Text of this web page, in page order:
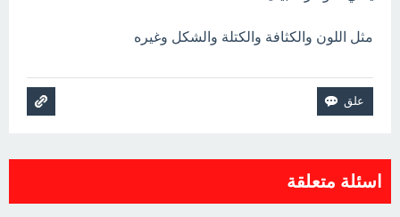
مثل اللون والكثافة والكتلة والشكل وغيره
اسئلة متعلقة